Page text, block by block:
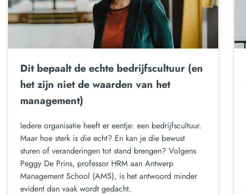
Dit bepaalt de echte bedrijfscultuur (en
het zijn niet de waarden van het
management)
Iedere organisatie heeft er eentje: een bedrijfscultuur.
Maar hoe sterk is die echt? En kan je die bewust
sturen of veranderingen tot stand brengen? Volgens
Peggy De Prins, professor HRM aan Antwerp
Management School (AMS), is het antwoord minder
evident dan vaak wordt gedacht.